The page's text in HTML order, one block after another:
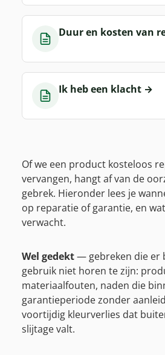
Duur en kosten van
Ik heb een klacht →
Of we een product kosteloos
vervangen, hangt af van de
gebrek. Hieronder lees je
op reparatie of garantie, en
verwacht.
Wel gedekt— gebreken die er
gebruik niet horen te zijn:
materiaalfouten, naden die
garantieperiode zonder
voortijdig kleurverlies dat
slijtage valt.